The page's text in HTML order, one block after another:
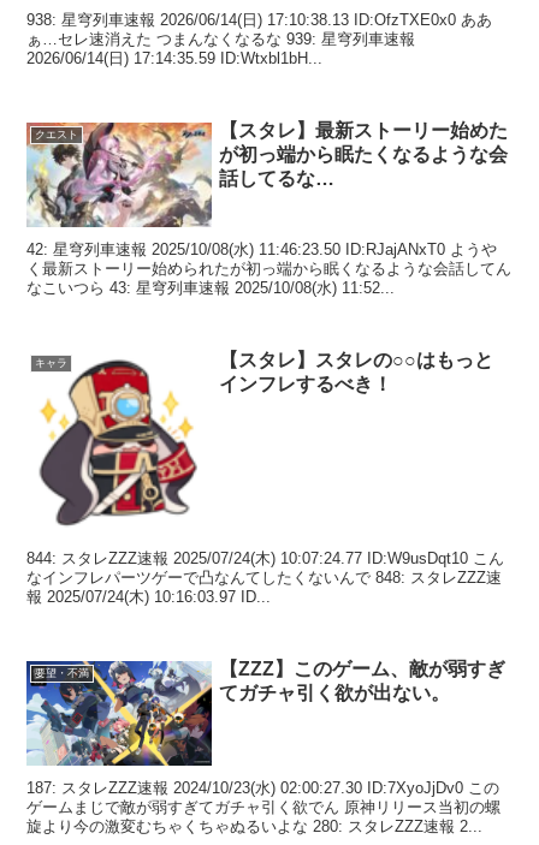
938: 星穹列車速報 2026/06/14(日) 17:10:38.13 ID:OfzTXE0x0 ああ
ぁ…セレ速消えた つまんなくなるな 939: 星穹列車速報
2026/06/14(日) 17:14:35.59 ID:Wtxbl1bH...
クエスト
【スタレ】最新ストーリー始めた
が初っ端から眠たくなるような会
話してるな…
42: 星穹列車速報 2025/10/08(水) 11:46:23.50 ID:RJajANxT0 ようや
く最新ストーリー始められたが初っ端から眠くなるような会話してん
なこいつら 43: 星穹列車速報 2025/10/08(水) 11:52...
キャラ
【スタレ】スタレの○○はもっと
インフレするべき！
844: スタレZZZ速報 2025/07/24(木) 10:07:24.77 ID:W9usDqt10 こん
なインフレパーツゲーで凸なんてしたくないんで 848: スタレZZZ速
報 2025/07/24(木) 10:16:03.97 ID...
要望・不満
【ZZZ】このゲーム、敵が弱すぎ
てガチャ引く欲が出ない。
187: スタレZZZ速報 2024/10/23(水) 02:00:27.30 ID:7XyoJjDv0 この
ゲームまじで敵が弱すぎてガチャ引く欲でん 原神リリース当初の螺
旋より今の激変むちゃくちゃぬるいよな 280: スタレZZZ速報 2...